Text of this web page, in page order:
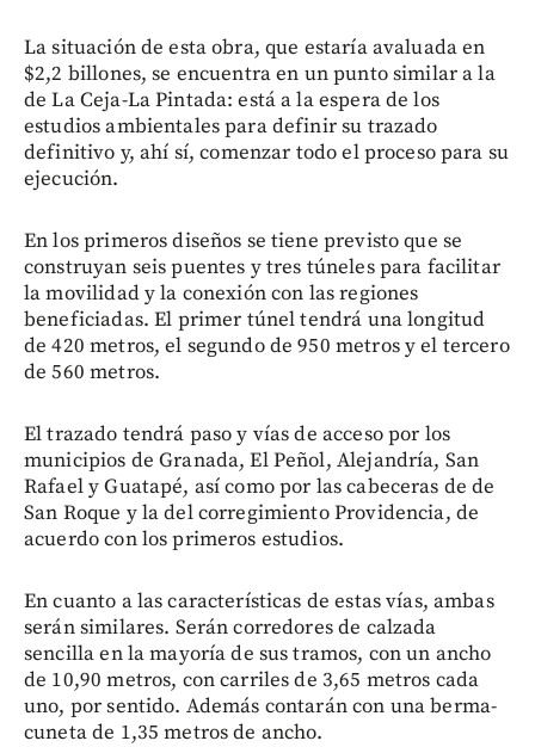
La situación de esta obra, que estaría avaluada en
$2,2 billones, se encuentra en un punto similar a la
de La Ceja-La Pintada: está a la espera de los
estudios ambientales para definir su trazado
definitivo y, ahí sí, comenzar todo el proceso para su
ejecución.
En los primeros diseños se tiene previsto que se
construyan seis puentes y tres túneles para facilitar
la movilidad y la conexión con las regiones
beneficiadas. El primer túnel tendrá una longitud
de 420 metros, el segundo de 950 metros y el tercero
de 560 metros.
El trazado tendrá paso y vías de acceso por los
municipios de Granada, El Peñol, Alejandría, San
Rafael y Guatapé, así como por las cabeceras de de
San Roque y la del corregimiento Providencia, de
acuerdo con los primeros estudios.
En cuanto a las características de estas vías, ambas
serán similares. Serán corredores de calzada
sencilla en la mayoría de sus tramos, con un ancho
de 10,90 metros, con carriles de 3,65 metros cada
uno, por sentido. Además contarán con una berma-
cuneta de 1,35 metros de ancho.